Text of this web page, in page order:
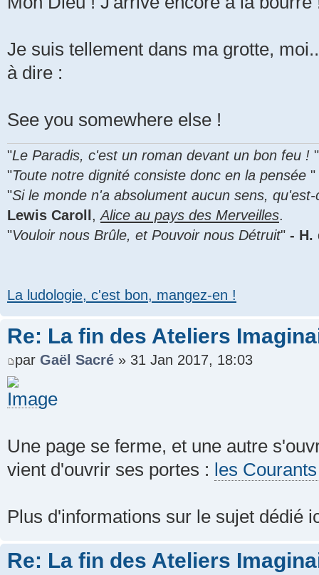
Je suis tellement dans ma grotte,
à dire :
See you somewhere else !
"Le Paradis, c'est un roman devant un bon feu !
"Toute notre dignité consiste donc en la pensée "
"Si le monde n'a absolument aucun sens,
Lewis Caroll ,Alice au pays des Merveilles.
"Vouloir nous Brûle, et Pouvoir nous Détruit" - H.
La ludologie, c'est bon, mangez-en !
Re: La fin des Ateliers
par Gaël Sacré » 31 Jan 2017, 18:03
Une page se ferme, et une autre
vient d'ouvrir ses portes : les
Plus d'informations sur le sujet dédié
Re: La fin des Ateliers